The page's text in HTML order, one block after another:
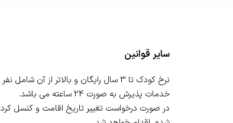
سایر قوانین
در صورت درخواست تغییر تاریخ اقامت و کنسل‌